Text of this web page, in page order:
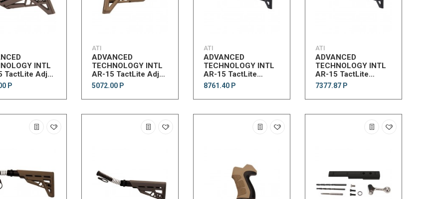
INTL
TactLite Adj
Stk DG
Р
ATI
ADVANCED
TECHNOLOGY INTL
AR-15 TactLite Adj
Comm Stk FDE
5072.00 Р
ATI
ADVANCED
TECHNOLOGY INTL
AR-15 TactLite
AdjCommStk
w/CommBTAssmbly
8761.40 Р
ATI
ADVANCED
TECHNOLOGY INTL
AR-15 TactLite
AdjMilStk
w/MilBTAssmbly
7377.87 Р